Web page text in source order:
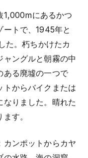
1,000mにあるかつ
ートで、1945年と
た。朽ちかけたカ
ャングルと朝霧の中
る廃墟の一つで
トからバイクまたは
なりました。晴れた
す。
カンポットからカヤ